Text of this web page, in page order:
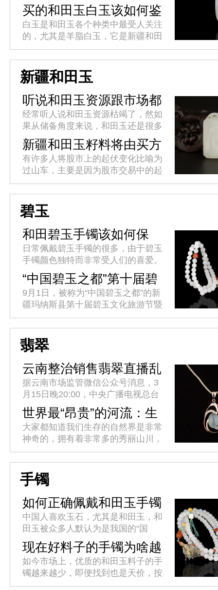
变化，比如会发暗、变黄，纯白无暇
的玉质竟然不复存在。玉石戴着戴着
就变黄的情况是常见的，而其中的
缘...
买的和田玉白玉该如何鉴
别？
白玉是和田玉各个种类中最受人关注
的，尤其是羊脂白玉，它是新疆和田
白玉中的极品，白、糯、润、温、
细，且数量极少。目前市场价格以克
计算，非常珍贵!如何鉴别和田玉白
玉...
新疆和田玉
听说和田玉资源跟市场都
枯竭了?
经常听人说和田玉资源枯竭了，然如
果从储备角度来说，和田玉还是很多
的。那么问题在哪里呢?主要因为和
田玉的挖掘成本越来越高，而且现在
因为政府的限制，而且允许开采的
矿...
新疆和田玉籽料将由买方
市场转变为卖方市场
有许多人将股市上的起伏变化比喻为
过山车，主要是因为股市交易中的起
伏变化迅速而剧烈，高低价格的落差
十分明显。而这种“过山车”式起伏变
化在经济领域同样适用，而这种增...
碧玉
和田碧玉手镯该如何保
养?
日常佩戴碧玉手镯的很多，由于碧玉
手镯颜色独特而非常受人们的喜爱。
它精光内敛，一般呈菠菜绿，光下不
透。拿在手中盘摸一会，会感到有油
的质感。该如何保养碧玉手镯呢?
“中国碧玉之都”第十届碧
玉文化旅游节开幕
9月1日，被称为“中国碧玉之都”的新
疆玛纳斯县第十届碧玉文化旅游节暨
首届乡村文化旅游季开幕。据介绍，
本届碧玉文化旅游节由中国工艺美术
协会主办，新疆工艺美术协会协...
翡翠
云南整治销售翡翠直播乱
象
据云南市场监管微信公众号消息，3
月15日晚20:00，中央广播电视总台
315晚会曝光了云南省昆明呈贡区承
泽字节(云南)科技有限公司在网络直
播平台销售翡翠涉嫌假冒...
世界最“昂贵”的河流：生
产全球95%的翡翠玉石
大家都知道我们生存的自然界是非常
神奇的，拥有着非常多的秀丽山川，
只有你去过的地方越多，你对这个世
界的认知就越深，你的人生阅历才越
丰富，这也正是旅行的魅力所在
吧。...
手镯
如何正确佩戴和田玉手镯
中国人喜欢玉石，尤其是和田玉，和
田玉被众多人默认为是我国的“国
玉”，我国新疆出产的和田是最优质
的，且价值是一般人难以企及，所以
这种自带优质的“皇族血统”，自然
都...
现在好料子的手镯为啥越
来越少了?
如今市场上，优质的和田玉料子的手
镯越来越少，即便找到也是天价，按
理手镯是玉器饰品中最为常见，最受